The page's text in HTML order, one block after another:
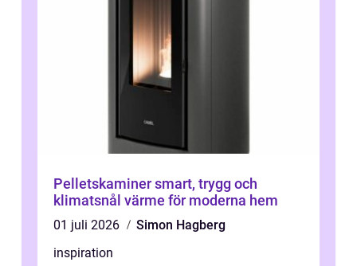
Pelletskaminer smart, trygg och
klimatsnål värme för moderna hem
01 juli 2026
Simon Hagberg
inspiration